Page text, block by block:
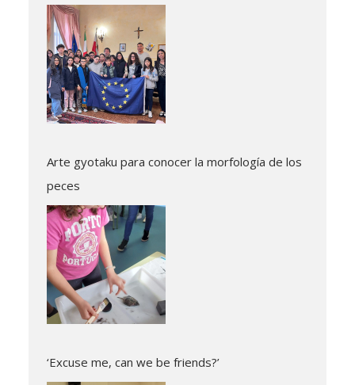
Arte gyotaku para conocer la morfología de los
peces
‘Excuse me, can we be friends?’